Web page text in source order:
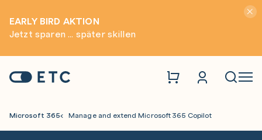
EARLY BIRD AKTION
Jetzt sparen ... später skillen
Startseite: ETC
Microsoft 365 Manage and extend Microsoft 365 Copilot